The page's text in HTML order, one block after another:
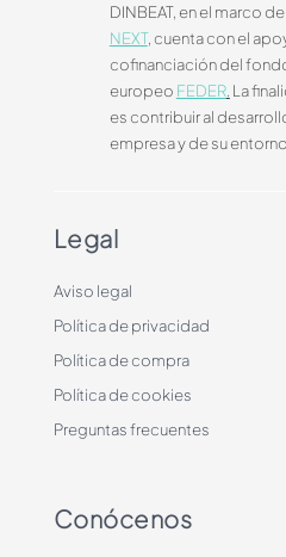
DINBEAT, en el marco
NEXT, cuenta con el
cofinanciación del
europeo FEDER. La
es contribuir al
empresa y de su entorno.
Legal
Aviso legal
Política de privacidad
Política de compra
Política de cookies
Preguntas frecuentes
Conócenos